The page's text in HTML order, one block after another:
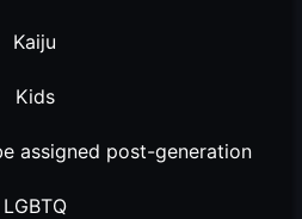
Kaiju
Kids
assigned post-generation
LGBTQ